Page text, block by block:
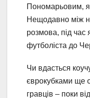
Пономарьовим,
Нещодавно між
розмова, під час
футболіста до
Чи вдасться
єврокубками ще
гравців – поки